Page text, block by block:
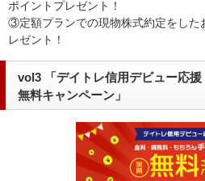
ポイントプレゼント！
③定額プランでの現物株式約定をした
レゼント！
vol3 「デイトレ信用デビュー応
無料キャンペーン」